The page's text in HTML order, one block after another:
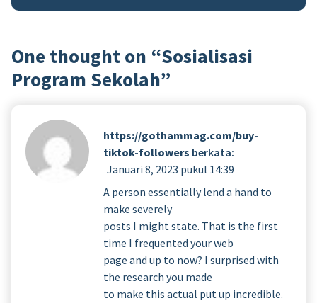
One thought on “Sosialisasi
Program Sekolah”
https://gothammag.com/buy-
tiktok-followers berkata:
Januari 8, 2023 pukul 14:39
A person essentially lend a hand to
make severely
posts I might state. That is the first
time I frequented your web
page and up to now? I surprised with
the research you made
to make this actual put up incredible.